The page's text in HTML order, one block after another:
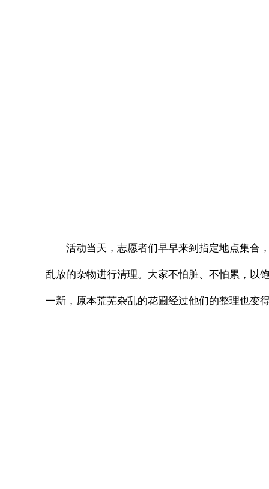
活动当天，志愿者们早早来到指定地点集合
乱放的杂物进行清理。大家不怕脏、不怕累，以
一新，原本荒芜杂乱的花圃经过他们的整理也变